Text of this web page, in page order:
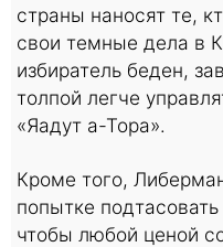
страны наносят те,
свои темные дела в
избиратель беден,
толпой легче
«Яадут а-Тора».
Кроме того,
попытке
чтобы любой ценой